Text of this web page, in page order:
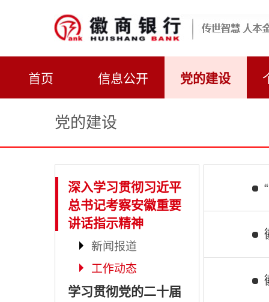
首页 信息公开 党的建设
党的建设
深入学习贯彻习近平
总书记考察安徽重要
讲话指示精神
新闻报道
工作动态
学习贯彻党的二十届